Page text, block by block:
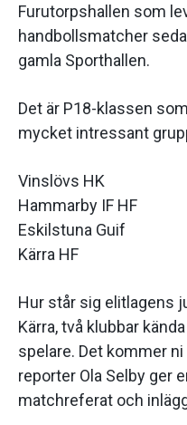
Furutorpshallen som
handbollsmatcher
gamla Sporthallen.
Det är P18-klassen
mycket intressant
Vinslövs HK
Hammarby IF HF
Eskilstuna Guif
Kärra HF
Hur står sig elitlagens
Kärra, två klubbar
spelare. Det kommer
reporter Ola Selby ger
matchreferat och